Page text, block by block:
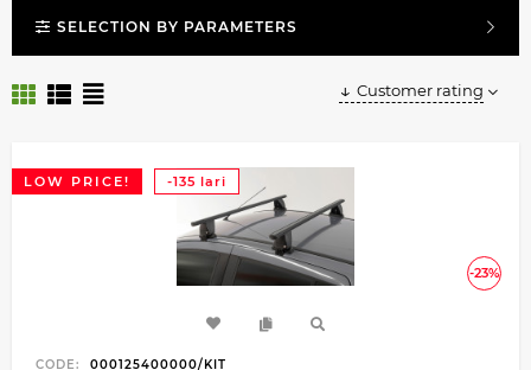
SELECTION BY PARAMETERS
Customer rating
-23%
LOW PRICE! -135 lari
CODE: 000125400000/KIT